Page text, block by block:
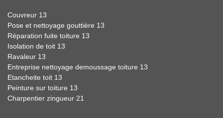
Couvreur 13
Pose et nettoyage gouttière 13
Réparation fuite toiture 13
Isolation de toit 13
Ravaleur 13
Entreprise nettoyage demoussage toiture 13
Etancheite toit 13
Peinture sur toiture 13
Charpentier zingueur 21